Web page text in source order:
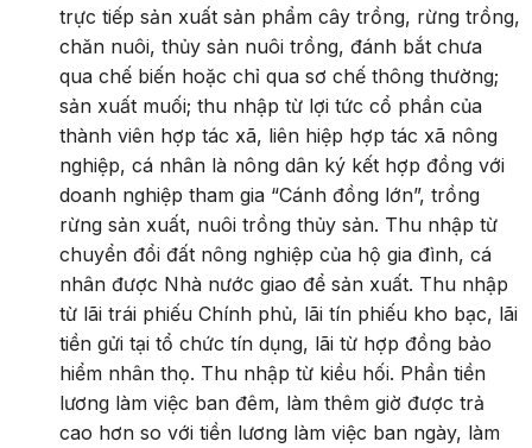
trực tiếp sản xuất sản phẩm cây trồng, rừng trồng,
chăn nuôi, thủy sản nuôi trồng, đánh bắt chưa
qua chế biến hoặc chỉ qua sơ chế thông thường;
sản xuất muối; thu nhập từ lợi tức cổ phần của
thành viên hợp tác xã, liên hiệp hợp tác xã nông
nghiệp, cá nhân là nông dân ký kết hợp đồng với
doanh nghiệp tham gia “Cánh đồng lớn”, trồng
rừng sản xuất, nuôi trồng thủy sản. Thu nhập từ
chuyển đổi đất nông nghiệp của hộ gia đình, cá
nhân được Nhà nước giao để sản xuất. Thu nhập
từ lãi trái phiếu Chính phủ, lãi tín phiếu kho bạc, lãi
tiền gửi tại tổ chức tín dụng, lãi từ hợp đồng bảo
hiểm nhân thọ. Thu nhập từ kiều hối. Phần tiền
lương làm việc ban đêm, làm thêm giờ được trả
cao hơn so với tiền lương làm việc ban ngày, làm